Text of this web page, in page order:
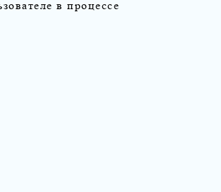
в процессе